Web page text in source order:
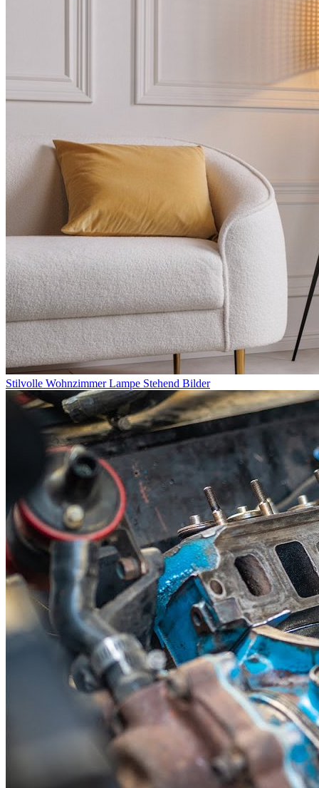
Stilvolle Wohnzimmer Lampe Stehend Bilder